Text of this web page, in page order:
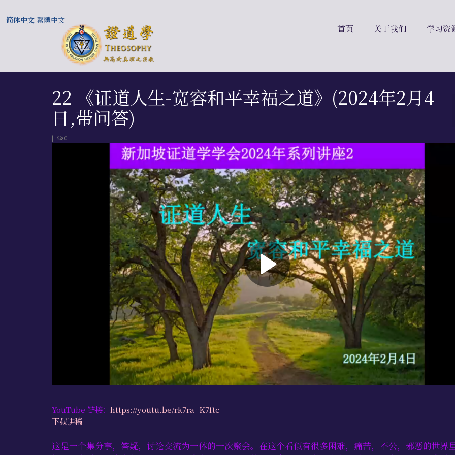
首页 关于我们 学习资
22 《证道人生-宽容和平幸福之道》(2024年2月4
日,带问答)
| 0
YouTube 链接： https://youtu.be/rk7ra_K7ftc
下载讲稿
这是一个集分享，答疑，讨论交流为一体的一次聚会。在这个看似有很多困难，痛苦，不公，邪恶的世界
简体中文 繁體中文